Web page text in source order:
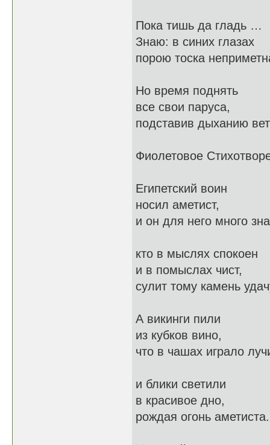
Пока тишь да гладь …
Знаю: в синих глазах
порою тоска
Но время поднять
все свои паруса,
подставив дыханию
Фиолетовое
Египетский воин
носил аметист,
и он для него много
кто в мыслях спокоен
и в помыслах чист,
сулит тому камень
А викинги пили
из кубков вино,
что в чашах играло
и блики светили
в красивое дно,
рождая огонь аметиста.